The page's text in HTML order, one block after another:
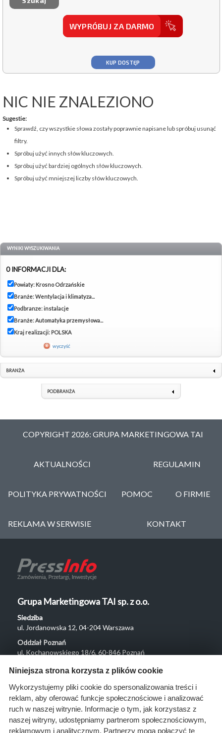
WYPRÓBUJ ZA DARMO
KUP DOSTĘP
NIC NIE ZNALEZIONO
Sugestie:
Sprawdź, czy wszystkie słowa zostały poprawnie napisane lub spróbuj usunąć
filtry.
Spróbuj użyć innych słów kluczowych.
Spróbuj użyć bardziej ogólnych słów kluczowych.
Spróbuj użyć mniejszej liczby słów kluczowych.
WYNIKI WYSZUKIWANIA
0 INFORMACJI DLA:
Powiaty: Krosno Odrzańskie
Branże: Wentylacja i klimatyza...
Podbranze: instalacje
Branże: Automatyka przemysłowa...
Kraj realizacji: POLSKA
wyczyść
BRANŻA
PODBRANŻA
COPYRIGHT 2026: GRUPA MARKETINGOWA TAI
AKTUALNOŚCI REGULAMIN
POLITYKA PRYWATNOŚCI POMOC O FIRMIE
REKLAMA W SERWISIE KONTAKT
Grupa Marketingowa TAI sp. z o.o.
Siedziba
ul. Jordanowska 12, 04-204 Warszawa
Oddział Poznań
ul. Kochanowskiego 18/6, 60-846 Poznań
Menu
O nas
Rozwiązania
Monitoring
przetargów
Niniejsza strona korzysta z plików cookie
Wykorzystujemy pliki cookie do spersonalizowania treści i
reklam, aby oferować funkcje społecznościowe i analizować
ruch w naszej witrynie. Informacje o tym, jak korzystasz z
naszej witryny, udostępniamy partnerom społecznościowym,
reklamowym i analitycznym. Partnerzy mogą połączyć te